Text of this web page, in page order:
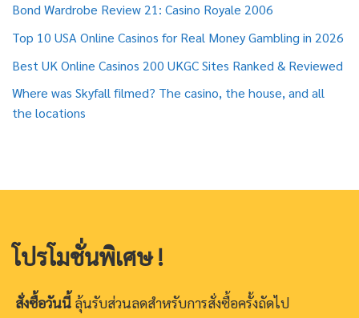
Bond Wardrobe Review 21: Casino Royale 2006
Top 10 USA Online Casinos for Real Money Gambling in 2026
Best UK Online Casinos 200 UKGC Sites Ranked & Reviewed
Where was Skyfall filmed? The casino, the house, and all
the locations
โปรโมชั่นพิเศษ !
สั่งซื้อวันนี้ ลุ้นรับส่วนลดสำหรับการสั่งซื้อครั้งถัดไป